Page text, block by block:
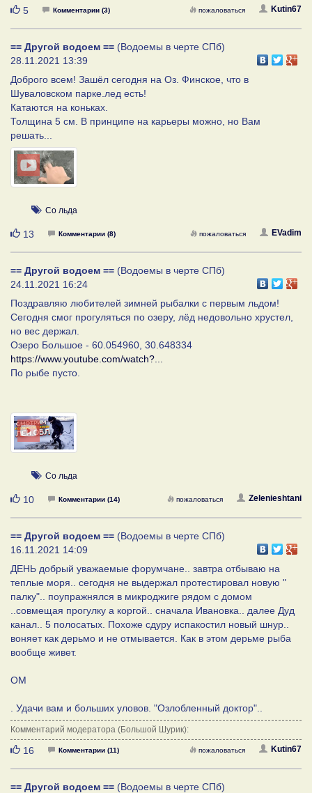
Нравится
5 Комментарии (3) Kutin67
пожаловаться
== Другой водоем == (Водоемы в черте СПб)
28.11.2021 13:39
Доброго всем! Зашёл сегодня на Оз. Финское, что в
Шуваловском парке.лед есть!
Катаются на коньках.
Толщина 5 см. В принципе на карьеры можно, но Вам
решать...
Со льда
Нравится
13 Комментарии (8) EVadim
пожаловаться
== Другой водоем == (Водоемы в черте СПб)
24.11.2021 16:24
Поздравляю любителей зимней рыбалки с первым льдом!
Сегодня смог прогуляться по озеру, лёд недовольно хрустел,
но вес держал.
Озеро Большое - 60.054960, 30.648334
https://www.youtube.com/watch?...
По рыбе пусто.
Со льда
Нравится
10 Комментарии (14) Zelenieshtani
пожаловаться
== Другой водоем == (Водоемы в черте СПб)
16.11.2021 14:09
ДЕНЬ добрый уважаемые форумчане.. завтра отбываю на
теплые моря.. сегодня не выдержал протестировал новую "
палку".. поупражнялся в микроджиге рядом с домом
..совмещая прогулку а коргой.. сначала Ивановка.. далее Дуд
канал.. 5 полосатых. Похоже сдуру испакостил новый шнур..
воняет как дерьмо и не отмывается. Как в этом дерьме рыба
вообще живет.
ОМ
. Удачи вам и больших уловов. "Озлобленный доктор"..
Комментарий модератора (Большой Шурик):
Нравится
16 Комментарии (11) Kutin67
пожаловаться
== Другой водоем == (Водоемы в черте СПб)